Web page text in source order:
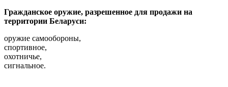
Гражданское оружие, разрешенное для продажи на
территории Беларуси:
оружие самообороны,
спортивное,
охотничье,
сигнальное.